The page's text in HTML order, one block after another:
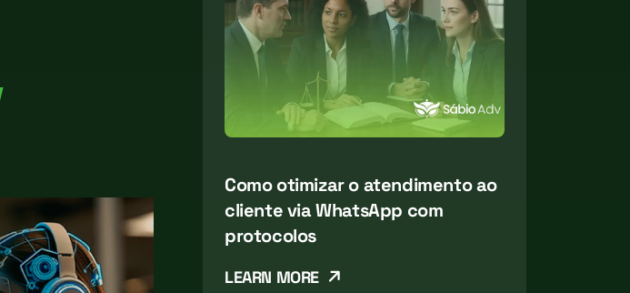
Como otimizar o atendimento ao
cliente via WhatsApp com
protocolos
LEARN MORE